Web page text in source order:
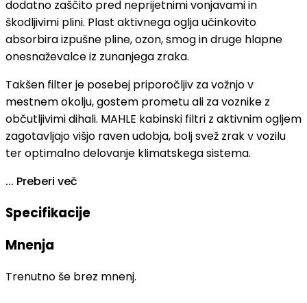
dodatno zaščito pred neprijetnimi vonjavami in
škodljivimi plini. Plast aktivnega oglja učinkovito
absorbira izpušne pline, ozon, smog in druge hlapne
onesnaževalce iz zunanjega zraka.
Takšen filter je posebej priporočljiv za vožnjo v
mestnem okolju, gostem prometu ali za voznike z
občutljivimi dihali. MAHLE kabinski filtri z aktivnim ogljem
zagotavljajo višjo raven udobja, bolj svež zrak v vozilu
ter optimalno delovanje klimatskega sistema.
... Preberi več
Specifikacije
Mnenja
Trenutno še brez mnenj.